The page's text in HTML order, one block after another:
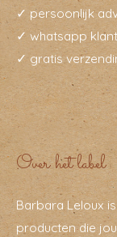
✓ persoonlijk
✓ whatsapp
✓ gratis
Over het label
Barbara Leloux
producten die